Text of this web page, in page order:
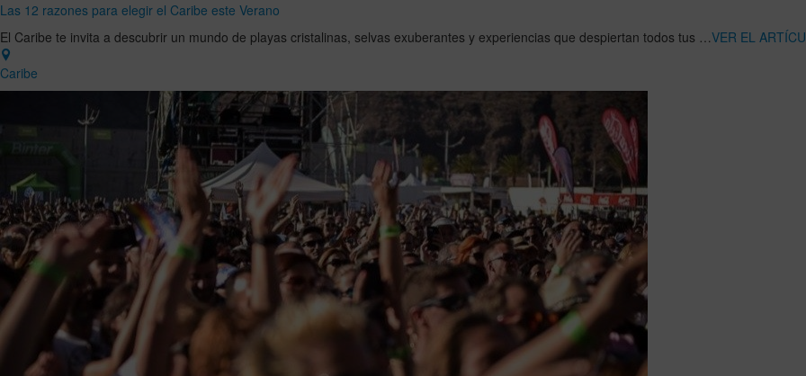
Las 12 razones para elegir el Caribe este Verano
El Caribe te invita a descubrir un mundo de playas cristalinas, selvas exuberantes y experiencias que despiertan todos tus …VER EL
Caribe